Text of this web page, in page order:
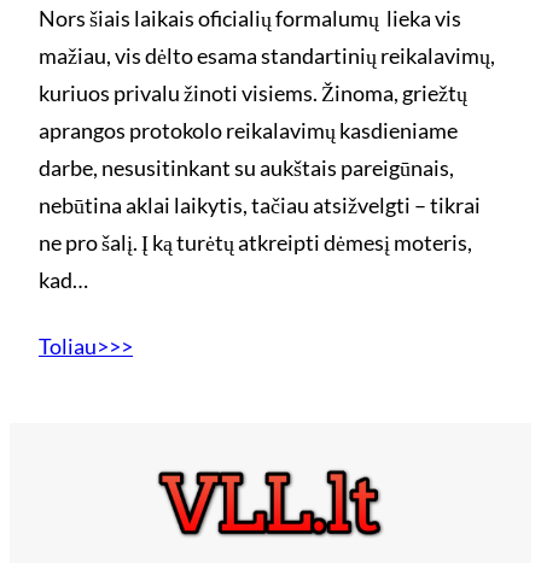
Nors šiais laikais oficialių formalumų lieka vis
mažiau, vis dėlto esama standartinių reikalavimų,
kuriuos privalu žinoti visiems. Žinoma, griežtų
aprangos protokolo reikalavimų kasdieniame
darbe, nesusitinkant su aukštais pareigūnais,
nebūtina aklai laikytis, tačiau atsižvelgti – tikrai
ne pro šalį. Į ką turėtų atkreipti dėmesį moteris,
kad…
Toliau>>>